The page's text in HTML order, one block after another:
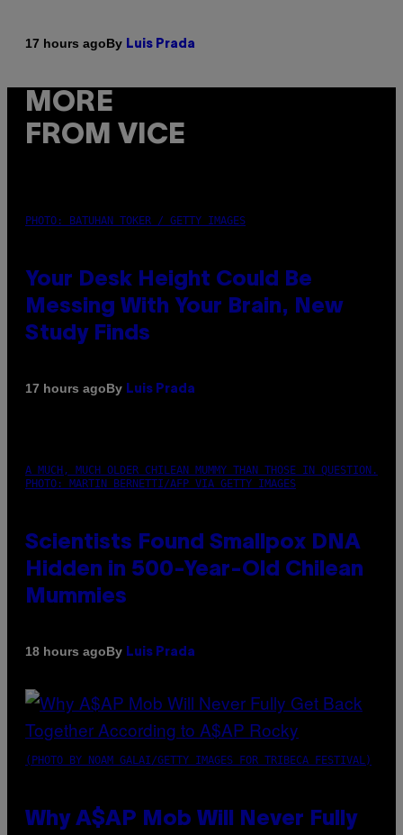
17 hours agoBy Luis Prada
MORE
FROM VICE
PHOTO: BATUHAN TOKER / GETTY IMAGES
Your Desk Height Could Be
Messing With Your Brain, New
Study Finds
17 hours agoBy Luis Prada
A MUCH, MUCH OLDER CHILEAN MUMMY THAN THOSE IN QUESTION.
PHOTO: MARTIN BERNETTI/AFP VIA GETTY IMAGES
Scientists Found Smallpox DNA
Hidden in 500-Year-Old Chilean
Mummies
18 hours agoBy Luis Prada
(PHOTO BY NOAM GALAI/GETTY IMAGES FOR TRIBECA FESTIVAL)
Why A$AP Mob Will Never Fully